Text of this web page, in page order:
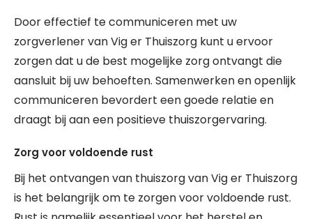
Door effectief te communiceren met uw
zorgverlener van Vig er Thuiszorg kunt u ervoor
zorgen dat u de best mogelijke zorg ontvangt die
aansluit bij uw behoeften. Samenwerken en openlijk
communiceren bevordert een goede relatie en
draagt bij aan een positieve thuiszorgervaring.
Zorg voor voldoende rust
Bij het ontvangen van thuiszorg van Vig er Thuiszorg
is het belangrijk om te zorgen voor voldoende rust.